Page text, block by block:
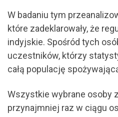
W badaniu tym
które zadeklarowały, że
indyjskie. Spośród tych
uczestników, którzy
całą populację
Wszystkie wybrane osoby
przynajmniej raz w ciągu